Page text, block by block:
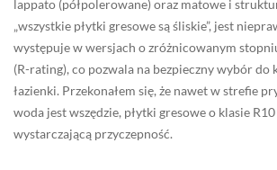
lappato (półpolerowane) oraz matowe i
„wszystkie płytki gresowe są śliskie”, jest
występuje w wersjach o zróżnicowanym
(R-rating), co pozwala na bezpieczny wybór do
łazienki. Przekonałem się, że nawet w strefie
woda jest wszędzie, płytki gresowe o klasie
wystarczającą przyczepność.